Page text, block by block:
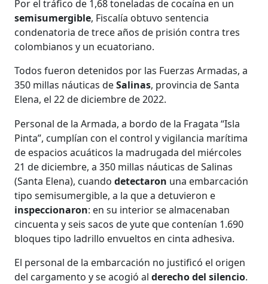
Por el tráfico de 1,68 toneladas de cocaína en un
semisumergible, Fiscalía obtuvo sentencia
condenatoria de trece años de prisión contra tres
colombianos y un ecuatoriano.
Todos fueron detenidos por las Fuerzas Armadas, a
350 millas náuticas deSalinas, provincia de Santa
Elena, el 22 de diciembre de 2022.
Personal de la Armada, a bordo de la Fragata “Isla
Pinta”, cumplían con el control y vigilancia marítima
de espacios acuáticos la madrugada del miércoles
21 de diciembre, a 350 millas náuticas de Salinas
(Santa Elena), cuandodetectaron una embarcación
tipo semisumergible, a la que a detuvieron e
inspeccionaron: en su interior se almacenaban
cincuenta y seis sacos de yute que contenían 1.690
bloques tipo ladrillo envueltos en cinta adhesiva.
El personal de la embarcación no justificó el origen
del cargamento y se acogió al derecho del silencio.